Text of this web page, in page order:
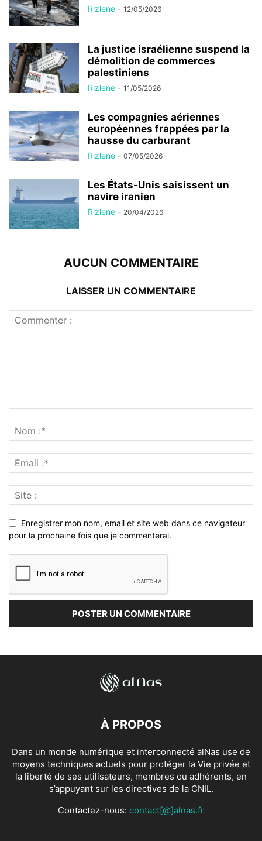
Rizlene - 12/05/2026
La justice israélienne suspend la
démolition de commerces
palestiniens
Rizlene - 11/05/2026
Les compagnies aériennes
européennes frappées par la
hausse du carburant
Rizlene - 07/05/2026
Les États-Unis saisissent un
navire iranien
Rizlene - 20/04/2026
AUCUN COMMENTAIRE
LAISSER UN COMMENTAIRE
Enregistrer mon nom, email et site web dans ce navigateur
pour la prochaine fois que je commenterai.
À PROPOS
Dans un monde numérique et interconnecté alNas use de
moyens techniques actuels pour protéger la Vie privée et
la liberté de ses utilisateurs, membres ou adhérents, en
s’appuyant sur les directives de la CNIL.
Contactez-nous: contact[@]alnas.fr